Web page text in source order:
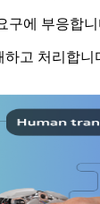
구에 부응합니
하고 처리합니